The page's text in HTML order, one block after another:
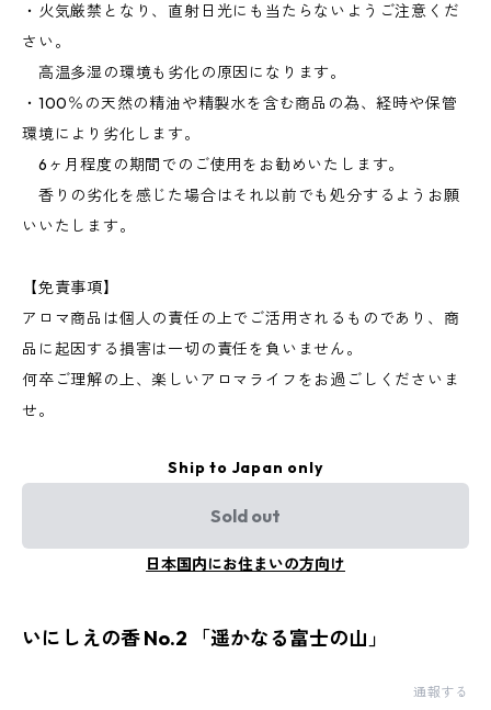
・火気厳禁となり、直射日光にも当たらないようご注意くだ
さい。
高温多湿の環境も劣化の原因になります。
・100％の天然の精油や精製水を含む商品の為、経時や保管
環境により劣化します。
6ヶ月程度の期間でのご使用をお勧めいたします。
香りの劣化を感じた場合はそれ以前でも処分するようお願
いいたします。
【免責事項】
アロマ商品は個人の責任の上でご活用されるものであり、商
品に起因する損害は一切の責任を負いません。
何卒ご理解の上、楽しいアロマライフをお過ごしくださいま
せ。
Ship to Japan only
Sold out
日本国内にお住まいの方向け
いにしえの香 No.2 「遥かなる富士の山」
通報する